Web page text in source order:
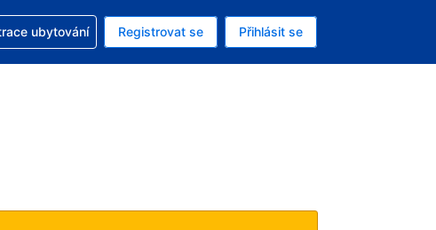
měna: Americký dolar
zvolený jazyk: V češtině
s rezervací
ubytování Registrovat se Přihlásit se